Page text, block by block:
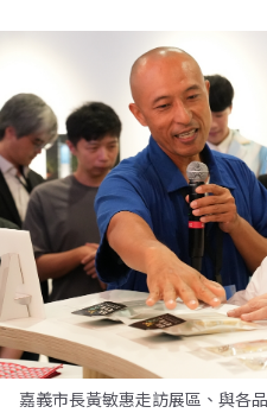
嘉義市長黃敏惠走訪展區、與各